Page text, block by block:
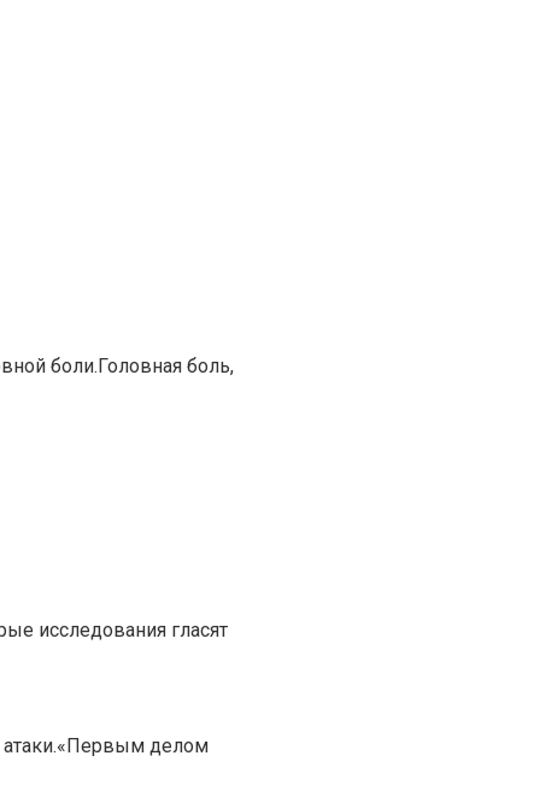
боли.Головная боль,
исследования гласят
атаки.«Первым делом